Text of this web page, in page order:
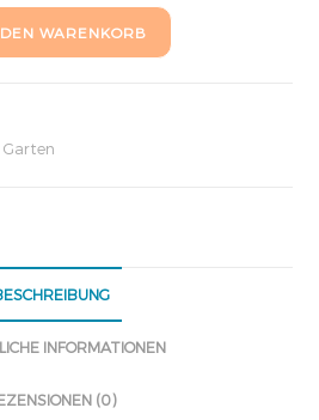
WARENKORB
INFORMATIONEN
(0)